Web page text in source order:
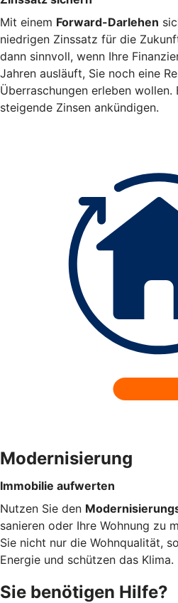
Mit einem Forward-Darlehen
niedrigen Zinssatz für die
dann sinnvoll, wenn Ihre
Jahren ausläuft, Sie noch eine
Überraschungen erleben wollen.
steigende Zinsen ankündigen.
Modernisierung
Immobilie aufwerten
Nutzen Sie den
sanieren oder Ihre Wohnung zu
Sie nicht nur die Wohnqualität,
Energie und schützen das Klima.
Sie benötigen Hilfe?